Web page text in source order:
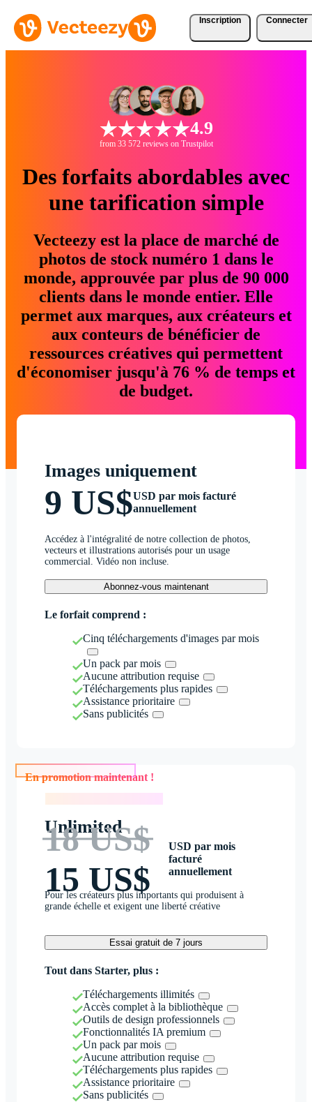
Inscription Connecter
4.9
from 33 572 reviews on Trustpilot
Des forfaits abordables avec
une tarification simple
Vecteezy est la place de marché de
photos de stock numéro 1 dans le
monde, approuvée par plus de 90 000
clients dans le monde entier. Elle
permet aux marques, aux créateurs et
aux conteurs de bénéficier de
ressources créatives qui permettent
d'économiser jusqu'à 76 % de temps et
de budget.
Images uniquement
9 US$USD par mois facturé
annuellement
Accédez à l'intégralité de notre collection de photos,
vecteurs et illustrations autorisés pour un usage
commercial. Vidéo non incluse.
Abonnez-vous maintenant
Le forfait comprend :
Cinq téléchargements d'images par mois
Un pack par mois
Aucune attribution requise
Téléchargements plus rapides
Assistance prioritaire
Sans publicités
En promotion maintenant !
Unlimited
18 US$
15 US$
USD par mois
facturé
annuellement
Pour les créateurs plus importants qui produisent à
grande échelle et exigent une liberté créative
Essai gratuit de 7 jours
Tout dans Starter, plus :
Téléchargements illimités
Accès complet à la bibliothèque
Outils de design professionnels
Fonctionnalités IA premium
Un pack par mois
Aucune attribution requise
Téléchargements plus rapides
Assistance prioritaire
Sans publicités